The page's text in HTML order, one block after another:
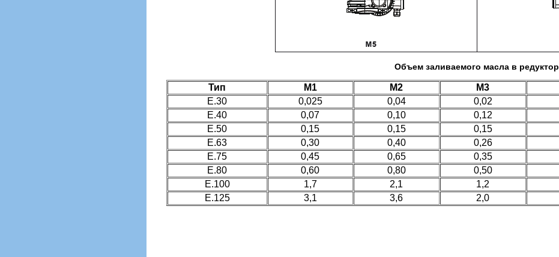
Объем заливаемого масла в редуктор
Тип M1 M2 M3
E.30
0,025 0,04 0,02
E.40
0,07 0,10 0,12
E.50
0,15 0,15 0,15
E.63
0,30 0,40 0,26
E.75
0,45 0,65 0,35
E.80
0,60 0,80 0,50
E.100
1,7 2,1 1,2
E.125
3,1 3,6 2,0